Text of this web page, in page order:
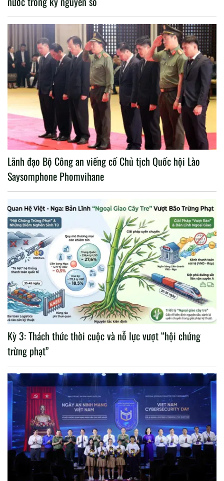
Lãnh đạo Bộ Công an viếng cố Chủ tịch Quốc hội Lào
Saysomphone Phomvihane
Kỳ 3: Thách thức thời cuộc và nỗ lực vượt “hội chứng
trừng phạt”